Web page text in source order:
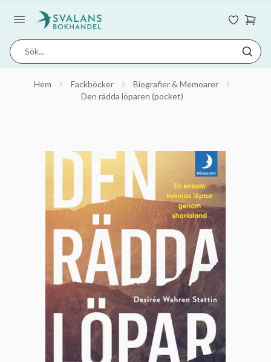
Hem Fackböcker
Biografier & Memoarer
Den rädda löparen (pocket)